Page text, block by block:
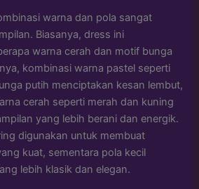
warna dan pola sangat
Biasanya, dress ini
warna cerah dan motif bunga
kombinasi warna pastel seperti
putih menciptakan kesan lembut,
cerah seperti merah dan kuning
yang lebih berani dan energik.
digunakan untuk membuat
kuat, sementara pola kecil
lebih klasik dan elegan.